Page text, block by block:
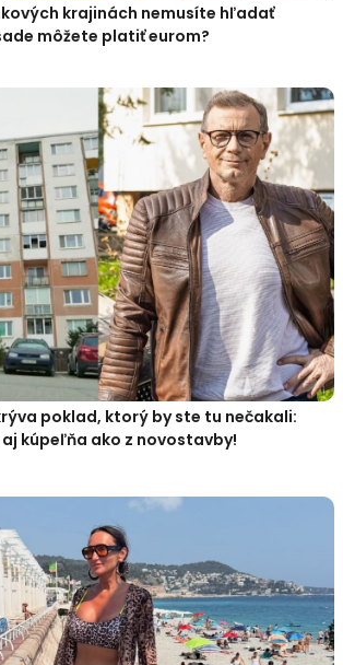
krajinách nemusíte hľadať
môžete platiť eurom?
poklad, ktorý by ste tu nečakali:
aj kúpeľňa ako z novostavby!